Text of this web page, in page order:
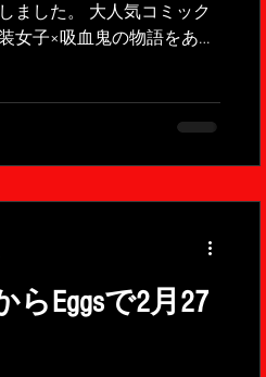
ました。 大人気コミック
女子×吸血鬼の物語をあん
Eggsで2月27